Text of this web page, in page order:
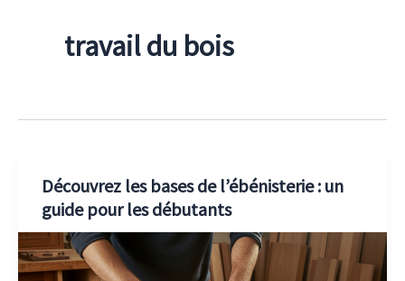
travail du bois
Découvrez les bases de l’ébénisterie : un
guide pour les débutants